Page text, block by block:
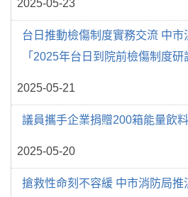
2025-05-23
台日推動檢傷制度實務交流 中
「2025年台日到院前檢傷制度研
2025-05-21
議員攜手企業捐贈200箱能量飲
2025-05-20
搶救性命刻不容緩 中市消防局